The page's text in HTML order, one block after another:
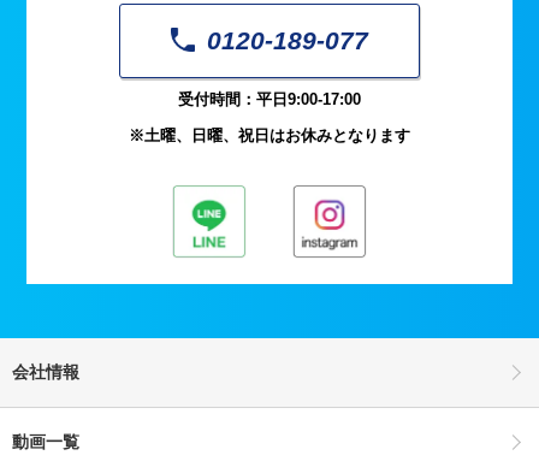
0120-189-077
受付時間：平日9:00-17:00
※土曜、日曜、祝日はお休みとなります
会社情報
動画一覧